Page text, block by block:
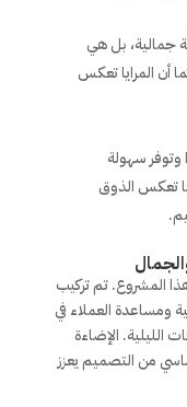
جمالية، بل هي
المرايا تعكس
وتوفر سهولة
تعكس الذوق
المشروع. تم تركيب
ومساعدة العملاء في
الليلية. الإضاءة
من التصميم يعزز